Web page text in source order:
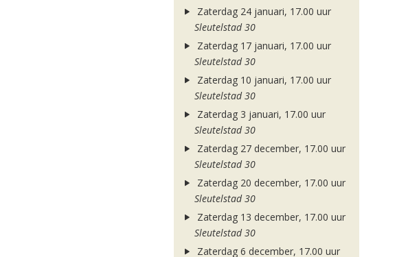
Zaterdag 24 januari, 17.00 uur
Sleutelstad 30
Zaterdag 17 januari, 17.00 uur
Sleutelstad 30
Zaterdag 10 januari, 17.00 uur
Sleutelstad 30
Zaterdag 3 januari, 17.00 uur
Sleutelstad 30
Zaterdag 27 december, 17.00 uur
Sleutelstad 30
Zaterdag 20 december, 17.00 uur
Sleutelstad 30
Zaterdag 13 december, 17.00 uur
Sleutelstad 30
Zaterdag 6 december, 17.00 uur